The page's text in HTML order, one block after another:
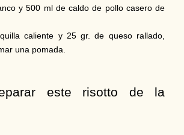
y 500 ml de caldo de pollo casero de
caliente y 25 gr. de queso rallado,
una pomada.
este risotto de la